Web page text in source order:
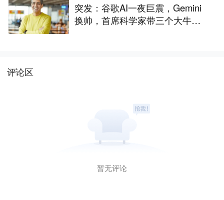
突发：谷歌AI一夜巨震，Gemini
换帅，首席科学家带三个大牛出
评论区
暂无评论